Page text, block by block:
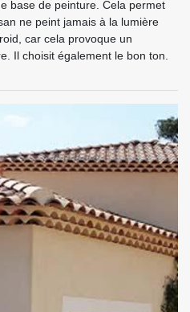
base de peinture. Cela permet
ne peint jamais à la lumière
car cela provoque un
Il choisit également le bon ton.